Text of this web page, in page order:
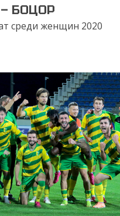
БОЦОР
среди женщин 2020